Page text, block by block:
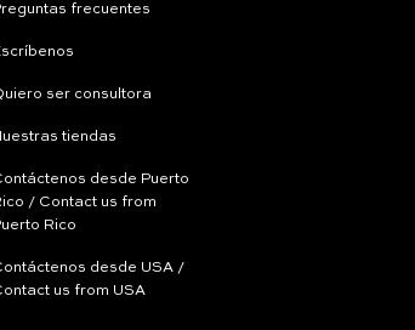
frecuentes
ser consultora
tiendas
desde Puerto
/ Contact us from
Rico
desde USA /
us from USA